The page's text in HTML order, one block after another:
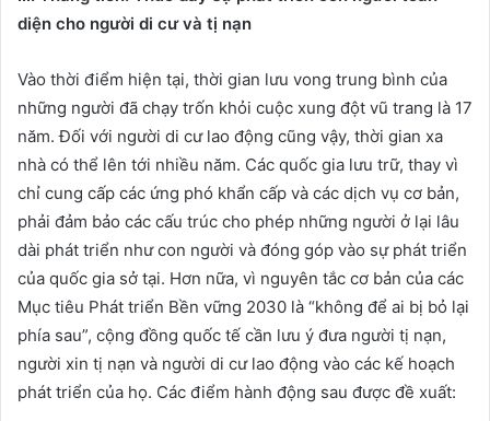
diện cho người di cư và tị nạn
Vào thời điểm hiện tại, thời gian lưu vong trung bình của
những người đã chạy trốn khỏi cuộc xung đột vũ trang là 17
năm. Đối với người di cư lao động cũng vậy, thời gian xa
nhà có thể lên tới nhiều năm. Các quốc gia lưu trữ, thay vì
chỉ cung cấp các ứng phó khẩn cấp và các dịch vụ cơ bản,
phải đảm bảo các cấu trúc cho phép những người ở lại lâu
dài phát triển như con người và đóng góp vào sự phát triển
của quốc gia sở tại. Hơn nữa, vì nguyên tắc cơ bản của các
Mục tiêu Phát triển Bền vững 2030 là “không để ai bị bỏ lại
phía sau”, cộng đồng quốc tế cần lưu ý đưa người tị nạn,
người xin tị nạn và người di cư lao động vào các kế hoạch
phát triển của họ. Các điểm hành động sau được đề xuất: